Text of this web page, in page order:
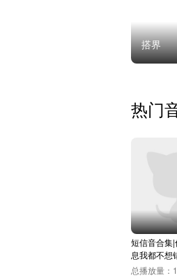
搭界
热门
短信音合集
息我都不想
总播放量：